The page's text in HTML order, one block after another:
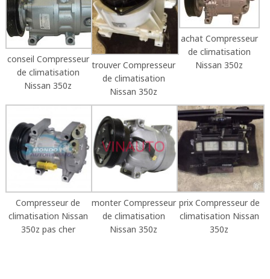
conseil Compresseur
de climatisation
Nissan 350z
trouver Compresseur
de climatisation
Nissan 350z
achat Compresseur
de climatisation
Nissan 350z
Compresseur de
climatisation Nissan
350z pas cher
monter Compresseur
de climatisation
Nissan 350z
prix Compresseur de
climatisation Nissan
350z